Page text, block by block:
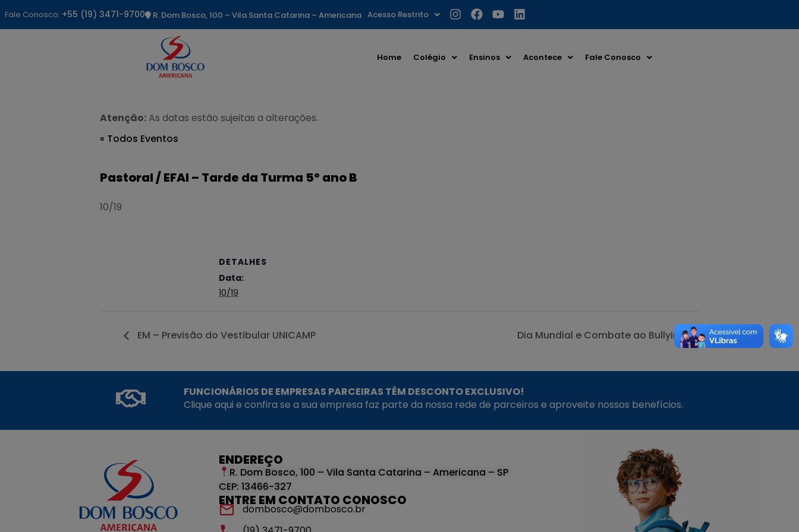
Fale Conosco: +55 (19) 3471-9700 R. Dom Bosco, 100 – Vila Santa Catarina – Americana Acesso Restrito
Home Colégio Ensinos Acontece Fale Conosco
Atenção:As datas estão sujeitas a alterações.
« Todos Eventos
Pastoral / EFAI – Tarde da Turma 5º ano B
10/19
DETALHES
Data:
10/19
EM – Previsão do Vestibular UNICAMP Dia Mundial e Combate ao Bullying
FUNCIONÁRIOS DE EMPRESAS PARCEIRAS TÊM DESCONTO EXCLUSIVO!
Clique aqui e confira se a sua empresa faz parte da nossa rede de parceiros e aproveite nossos benefícios.
ENDEREÇO
R. Dom Bosco, 100 – Vila Santa Catarina – Americana – SP
CEP: 13466-327
ENTRE EM CONTATO CONOSCO
dombosco@dombosco.br